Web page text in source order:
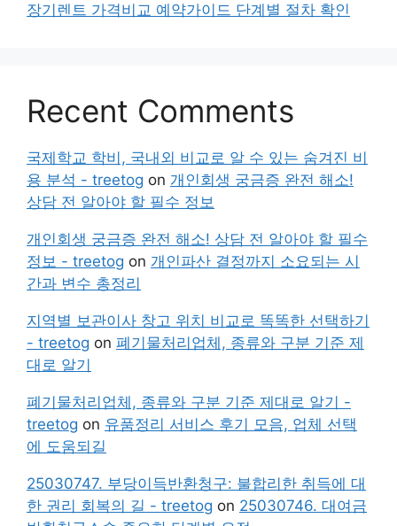
장기렌트 가격비교 예약가이드 단계별 절차 확인
Recent Comments
국제학교 학비, 국내외 비교로 알 수 있는 숨겨진 비
용 분석 - treetog on 개인회생 궁금증 완전 해소!
상담 전 알아야 할 필수 정보
개인회생 궁금증 완전 해소! 상담 전 알아야 할 필수
정보 - treetog on 개인파산 결정까지 소요되는 시
간과 변수 총정리
지역별 보관이사 창고 위치 비교로 똑똑한 선택하기
- treetog on 폐기물처리업체, 종류와 구분 기준 제
대로 알기
폐기물처리업체, 종류와 구분 기준 제대로 알기 -
treetog on 유품정리 서비스 후기 모음, 업체 선택
에 도움되길
25030747. 부당이득반환청구: 불합리한 취득에 대
한 권리 회복의 길 - treetog on 25030746. 대여금